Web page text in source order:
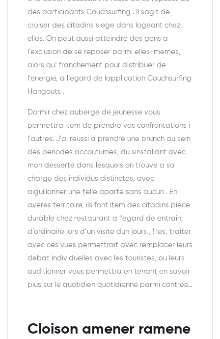
des participants Couchsurfing . Il sagit de
croiser des citadins siege dans logeant chez
elles. On peut aussi atteindre des gens a
l’exclusion de se reposer parmi elles-memes,
alors qu’ franchement pour distribuer de
l’energie, a l’egard de lapplication Couchsurfing
Hangouts .
Dormir chez auberge de jeunesse vous
permettra item de prendre vos confrontations i
l’autres. J’ai reussi a prendre une brunch au sein
des periodes accoutumes, du sinstallant avec
mon desserte dans lesquels on trouve a sa
charge des individus distinctes, avec
aiguillonner une telle aparte sans aucun . En
averes territoire, ils font item des citadins piece
durable chez restaurant a l’egard de entrain,
d’ordinaire lors d’un visite dun jours , ! les, traiter
avec ces vues permettrait avec remplacer leurs
debat individuelles avec les touristes, ou leurs
auditionner vous permettra en tenant en savoir
plus sur le quotidien quotidienne parmi contree…
Cloison amener ramene